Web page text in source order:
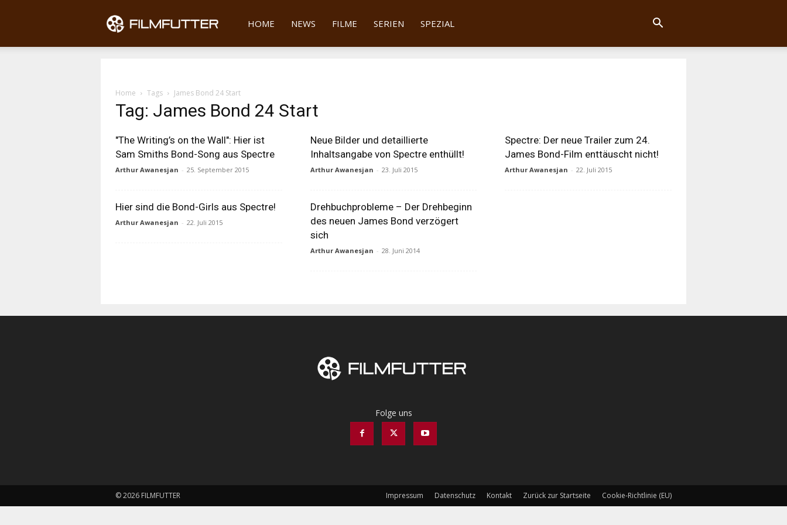
Filmfutter
HOME NEWS FILME SERIEN SPEZIAL
Home Tags James Bond 24 Start
Tag: James Bond 24 Start
"The Writing’s on the Wall": Hier ist
Sam Smiths Bond-Song aus Spectre
Arthur Awanesjan - 25. September 2015
Neue Bilder und detaillierte
Inhaltsangabe von Spectre enthüllt!
Arthur Awanesjan - 23. Juli 2015
Spectre: Der neue Trailer zum 24.
James Bond-Film enttäuscht nicht!
Arthur Awanesjan - 22. Juli 2015
Hier sind die Bond-Girls aus Spectre!
Arthur Awanesjan - 22. Juli 2015
Drehbuchprobleme – Der Drehbeginn
des neuen James Bond verzögert
sich
Arthur Awanesjan - 28. Juni 2014
Folge uns
Impressum Datenschutz Kontakt Zurück zur Startseite Cookie-Richtlinie (EU)
© 2026 FILMFUTTER